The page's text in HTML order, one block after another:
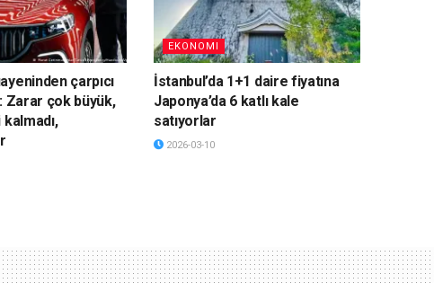
çarpıcı
Zarar çok büyük,
EKONOMI
İstanbul’da 1+1 daire fiyatına
Japonya’da 6 katlı kale
satıyorlar
2026-03-10